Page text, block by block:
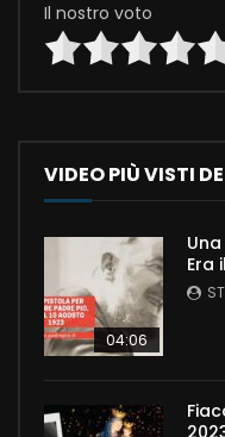
Il nostro voto
VIDEO PIÙ VISTI
04:06
Era